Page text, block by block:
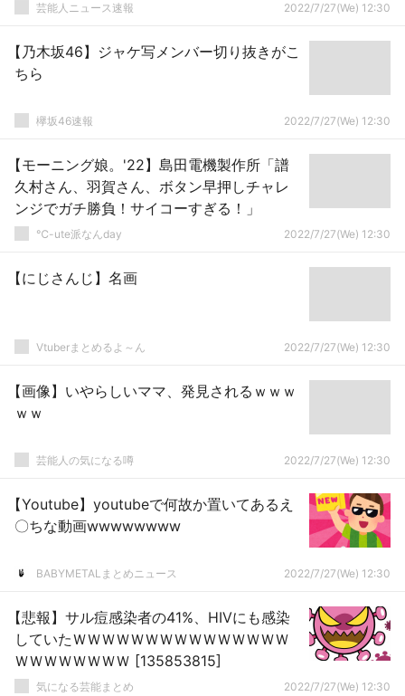
芸能人ニュース速報 2022/7/27(We) 12:30
【乃木坂46】ジャケ写メンバー切り抜きがこ
ちら
欅坂46速報 2022/7/27(We) 12:30
【モーニング娘。'22】島田電機製作所「譜
久村さん、羽賀さん、ボタン早押しチャレ
ンジでガチ勝負！サイコーすぎる！」
℃-ute派なんday 2022/7/27(We) 12:30
【にじさんじ】名画
Vtuberまとめるよ～ん 2022/7/27(We) 12:30
【画像】いやらしいママ、発見されるｗｗｗ
ｗｗ
芸能人の気になる噂 2022/7/27(We) 12:30
【Youtube】youtubeで何故か置いてあるえ
〇ちな動画wwwwwwww
BABYMETALまとめニュース 2022/7/27(We) 12:30
【悲報】サル痘感染者の41%、HIVにも感染
していたＷＷＷＷＷＷＷＷＷＷＷＷＷＷＷ
ＷＷＷＷＷＷＷＷ [135853815]
気になる芸能まとめ 2022/7/27(We) 12:30